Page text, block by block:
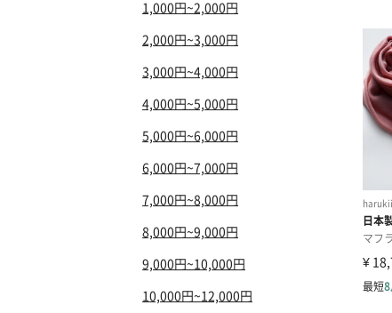
1,000円~2,000円
2,000円~3,000円
3,000円~4,000円
4,000円~5,000円
5,000円~6,000円
6,000円~7,000円
7,000円~8,000円
8,000円~9,000円
9,000円~10,000円
10,000円~12,000円